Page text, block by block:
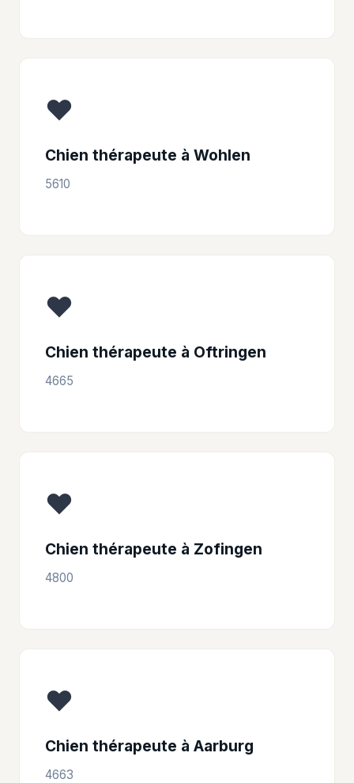
❤️
Chien thérapeute à Wohlen
5610
❤️
Chien thérapeute à Oftringen
4665
❤️
Chien thérapeute à Zofingen
4800
❤️
Chien thérapeute à Aarburg
4663